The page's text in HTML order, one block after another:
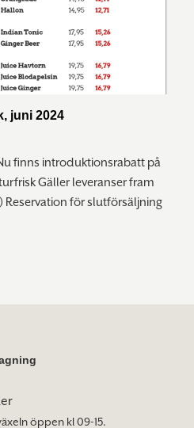
juni 2024
finns introduktionsrabatt på
Gäller leveranser fram
Reservation för slutförsäljning
öppen kl 09-15.